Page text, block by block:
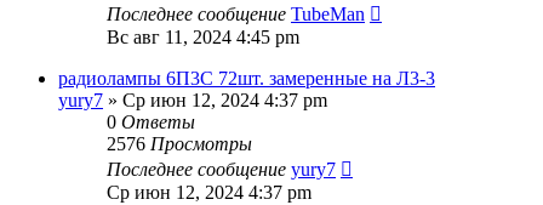
Последнее сообщение TubeMan
Вс авг 11, 2024 4:45 pm
радиолампы 6П3С 72шт. замеренные на Л3-3
yury7 » Ср июн 12, 2024 4:37 pm
0 Ответы
2576 Просмотры
Последнее сообщение yury7
Ср июн 12, 2024 4:37 pm